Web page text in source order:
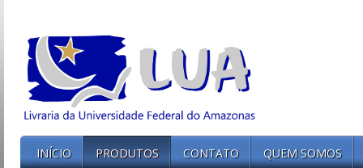
INÍCIO PRODUTOS CONTATO QUEM SOMOS